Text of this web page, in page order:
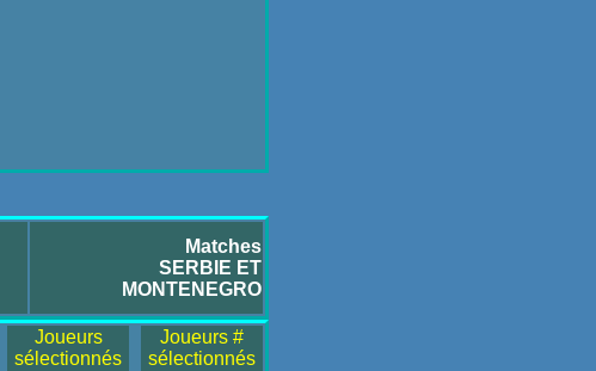
Matches
SERBIE ET
MONTENEGRO
Joueurs
sélectionnés
Joueurs #
sélectionnés